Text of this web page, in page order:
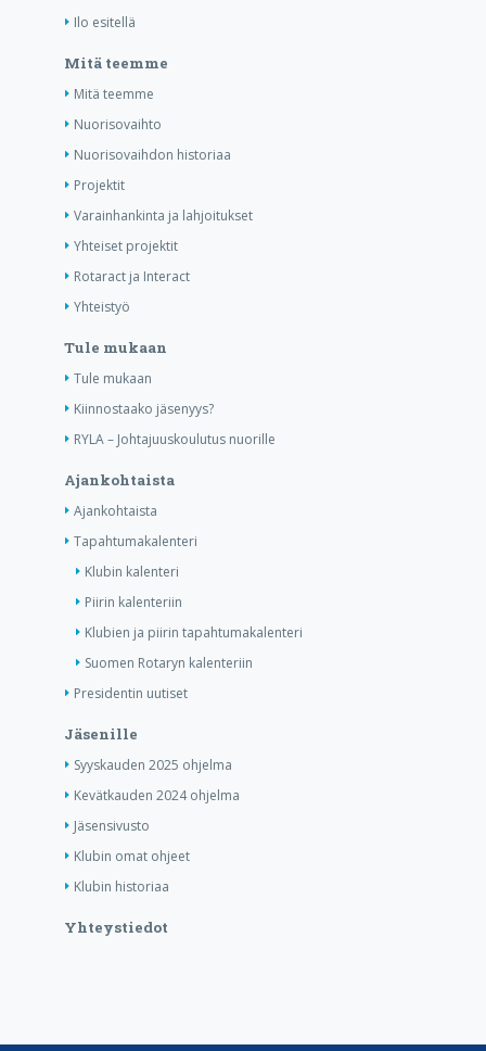
Ilo esitellä
Mitä teemme
Mitä teemme
Nuorisovaihto
Nuorisovaihdon historiaa
Projektit
Varainhankinta ja lahjoitukset
Yhteiset projektit
Rotaract ja Interact
Yhteistyö
Tule mukaan
Tule mukaan
Kiinnostaako jäsenyys?
RYLA – Johtajuuskoulutus nuorille
Ajankohtaista
Ajankohtaista
Tapahtumakalenteri
Klubin kalenteri
Piirin kalenteriin
Klubien ja piirin tapahtumakalenteri
Suomen Rotaryn kalenteriin
Presidentin uutiset
Jäsenille
Syyskauden 2025 ohjelma
Kevätkauden 2024 ohjelma
Jäsensivusto
Klubin omat ohjeet
Klubin historiaa
Yhteystiedot